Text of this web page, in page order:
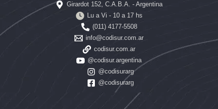
Girardot 152, C.A.B.A. - Argentina
Lu a Vi - 10 a 17 hs
(011) 4177-5508
info@codisur.com.ar
codisur.com.ar
@codisur.argentina
@codisurarg
@codisurarg